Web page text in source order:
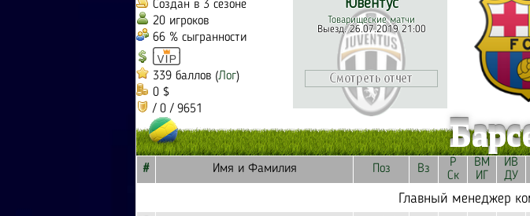
Создан в 3 сезоне
20 игроков
66 % сыгранности
339 баллов (Лог)
0 $
/ 0 / 9651
Ювентус
Товарищеские матчи
Выезд. 26.07.2019 21:00
# Имя и Фамилия Поз Вз
Р
Ск
ВМ
ИГ
ИВ
ДУ
Главный менеджер